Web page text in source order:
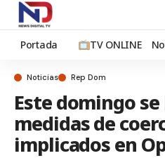
Portada TV ONLINE
Noticias Rep Dom
Este domingo
medidas de
implicados en